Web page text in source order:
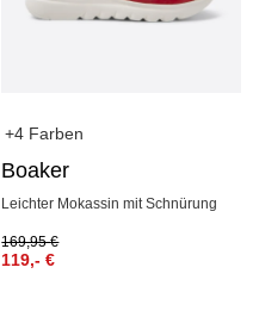
+4 Farben
Boaker
Leichter Mokassin mit Schnürung
169,95€
119,-€